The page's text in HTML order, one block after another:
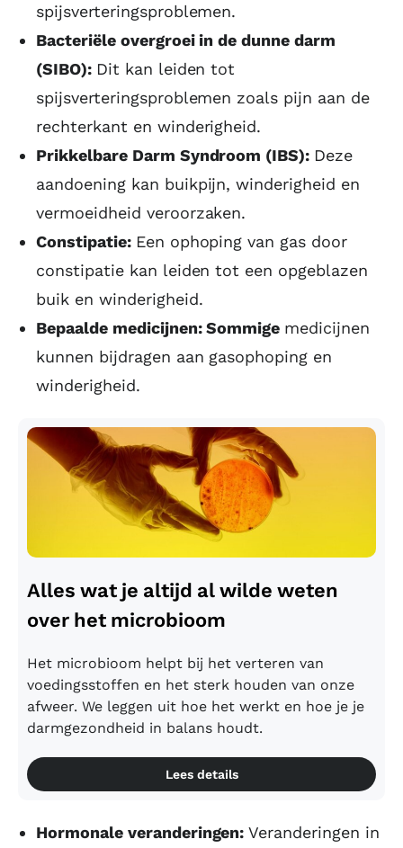
spijsverteringsproblemen.
Bacteriële overgroei in de dunne darm
(SIBO): Dit kan leiden tot
spijsverteringsproblemen zoals pijn aan de
rechterkant en winderigheid.
Prikkelbare Darm Syndroom (IBS): Deze
aandoening kan buikpijn, winderigheid en
vermoeidheid veroorzaken.
Constipatie: Een ophoping van gas door
constipatie kan leiden tot een opgeblazen
buik en winderigheid.
Bepaalde medicijnen: Sommige medicijnen
kunnen bijdragen aan gasophoping en
winderigheid.
Alles wat je altijd al wilde weten
over het microbioom
Het microbioom helpt bij het verteren van
voedingsstoffen en het sterk houden van onze
afweer. We leggen uit hoe het werkt en hoe je je
darmgezondheid in balans houdt.
Lees details
Hormonale veranderingen:Veranderingen in